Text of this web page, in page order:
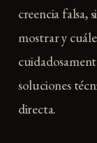
creencia falsa,
mostrar y
soluciones
directa.